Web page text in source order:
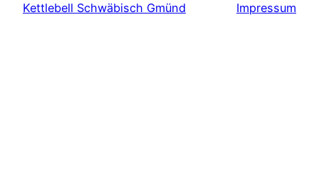
Kettlebell Schwäbisch Gmünd Impressum